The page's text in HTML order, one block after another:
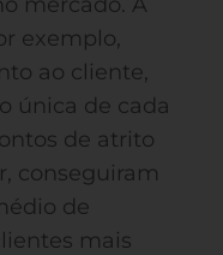
exemplo,
ao cliente,
única de cada
de atrito
conseguiram
de
mais